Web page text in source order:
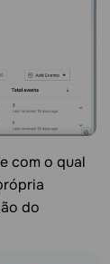
com o qual
do